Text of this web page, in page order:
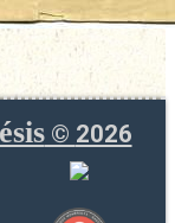
© 2026